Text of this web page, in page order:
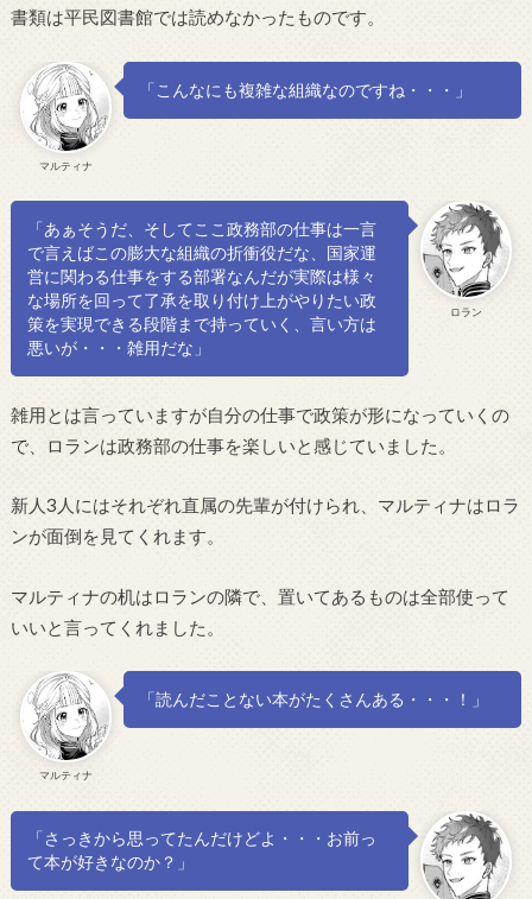
書類は平民図書館では読めなかったものです。
マルティナ
「こんなにも複雑な組織なのですね・・・」
ロラン
「あぁそうだ、そしてここ政務部の仕事は一言
で言えばこの膨大な組織の折衝役だな、国家運
営に関わる仕事をする部署なんだが実際は様々
な場所を回って了承を取り付け上がやりたい政
策を実現できる段階まで持っていく、言い方は
悪いが・・・雑用だな」
雑用とは言っていますが自分の仕事で政策が形になっていくの
で、ロランは政務部の仕事を楽しいと感じていました。
新人3人にはそれぞれ直属の先輩が付けられ、マルティナはロラ
ンが面倒を見てくれます。
マルティナの机はロランの隣で、置いてあるものは全部使って
いいと言ってくれました。
マルティナ
「読んだことない本がたくさんある・・・！」
「さっきから思ってたんだけどよ・・・お前っ
て本が好きなのか？」